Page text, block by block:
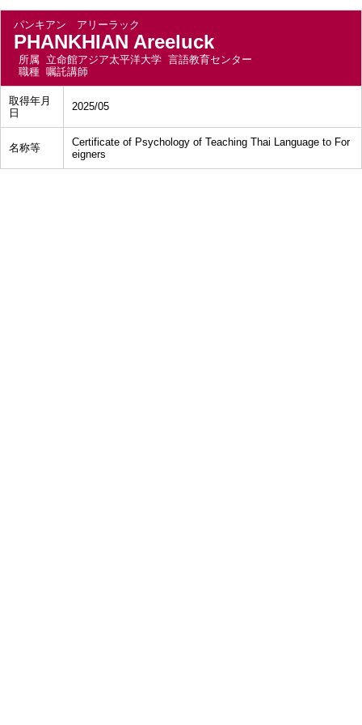
パンキアン アリーラック
PHANKHIAN Areeluck
所属 立命館アジア太平洋大学 言語教育センター
職種 嘱託講師
取得年月
日
2025/05
名称等
Certificate of Psychology of Teaching Thai Language to For
eigners